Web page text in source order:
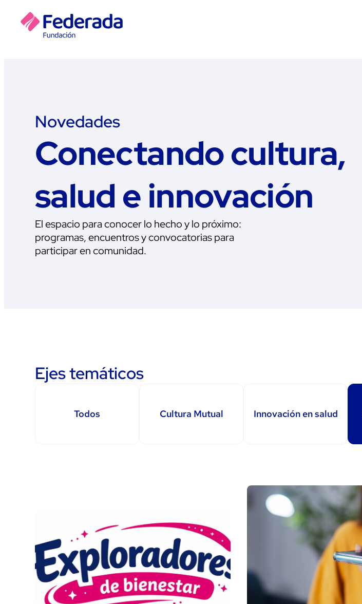
Novedades
Conectando cultura,
salud e innovación
El espacio para conocer lo hecho y lo próximo:
programas, encuentros y convocatorias para
participar en comunidad.
Ejes temáticos
Todos Cultura Mutual Innovación en salud